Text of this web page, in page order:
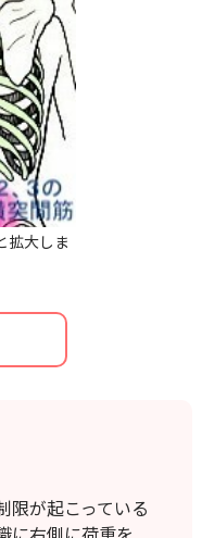
拡大しま
限が起こっている